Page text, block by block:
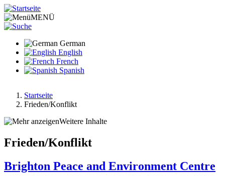
Direkt
zum
Inhalt
MENÜ
German
English
French
Spanish
Pfadnavigation
Startseite
Frieden/Konflikt
Weitere Inhalte
Frieden/Konflikt
Brighton Peace and Environment Centre